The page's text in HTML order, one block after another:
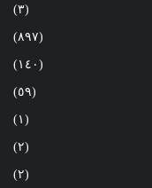
(٣)
(٨٩٧)
(١٤٠)
(٥٩)
(١)
(٢)
(٢)